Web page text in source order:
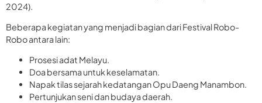
2024).
Beberapa kegiatan yang menjadi bagian dari Festival Robo-
Robo antara lain:
Prosesi adat Melayu.
Doa bersama untuk keselamatan.
Napak tilas sejarah kedatangan Opu Daeng Manambon.
Pertunjukan seni dan budaya daerah.